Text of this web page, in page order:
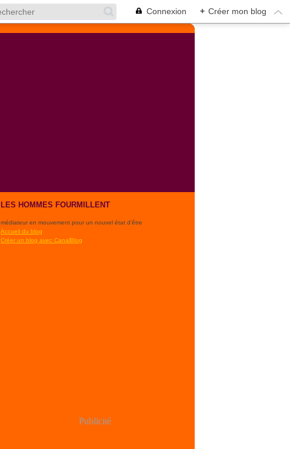
Connexion + Créer mon blog
LES HOMMES FOURMILLENT
médiateur en mouvement pour un nouvel état d'être
Accueil du blog
Créer un blog avec CanalBlog
Publicité